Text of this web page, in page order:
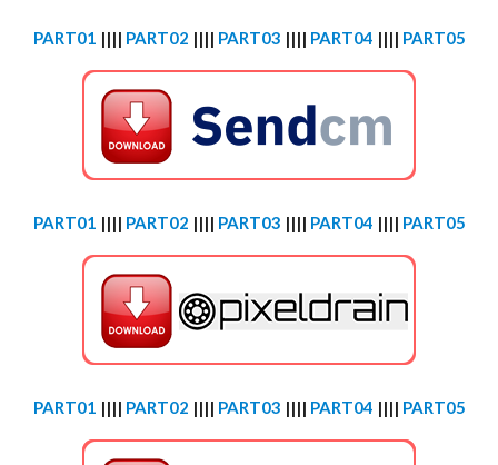
PART01 |||| PART02 |||| PART03 |||| PART04 |||| PART05
PART01 |||| PART02 |||| PART03 |||| PART04 |||| PART05
PART01 |||| PART02 |||| PART03 |||| PART04 |||| PART05